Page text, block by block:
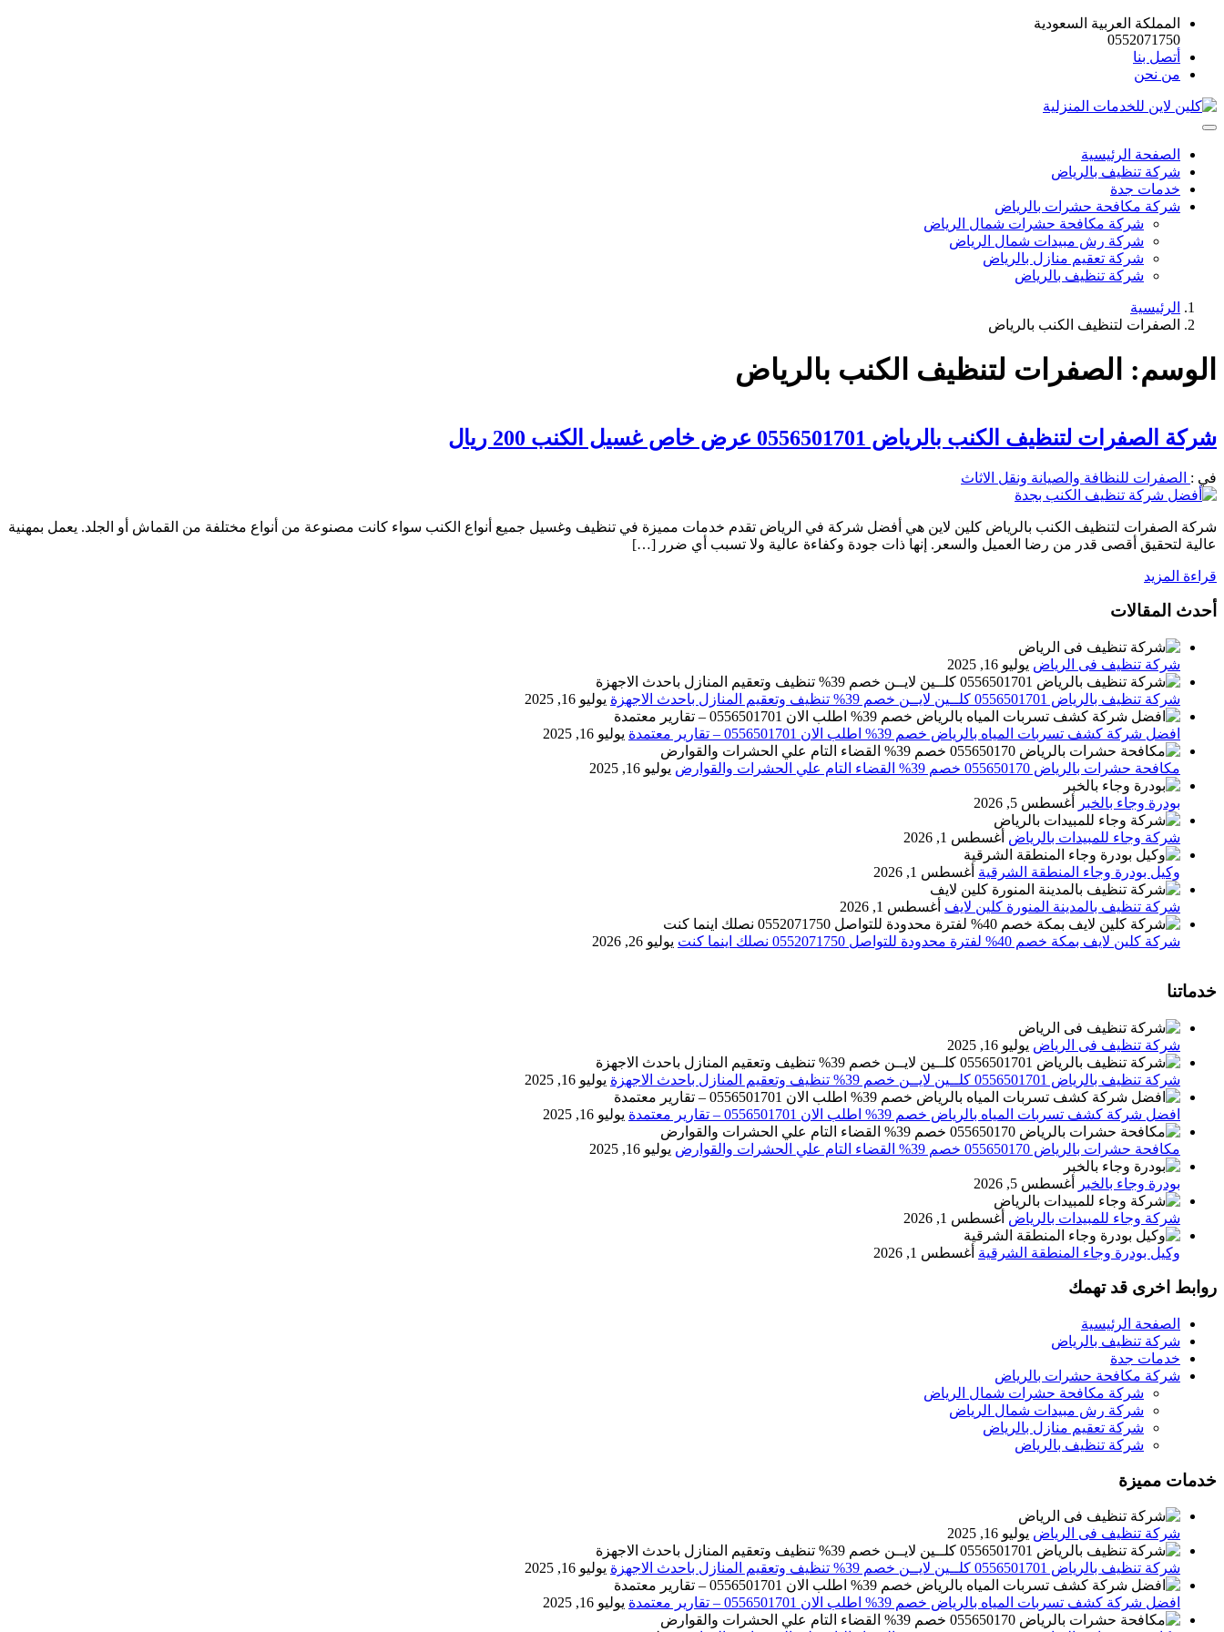
المملكة العربية السعودية
0552071750
أتصل بنا
من نحن
الصفحة الرئيسية
شركة تنظيف بالرياض
خدمات جدة
شركة مكافحة حشرات بالرياض
شركة مكافحة حشرات شمال الرياض
شركة رش مبيدات شمال الرياض
شركة تعقيم منازل بالرياض
شركة تنظيف بالرياض
الرئيسية
الصفرات لتنظيف الكنب بالرياض
الوسم: الصفرات لتنظيف الكنب بالرياض
شركة الصفرات لتنظيف الكنب بالرياض 0556501701 عرض خاص غسيل الكنب 200 ريال
في : الصفرات للنظافة والصيانة ونقل الاثاث
شركة الصفرات لتنظيف الكنب بالرياض كلين لاين هي أفضل شركة في الرياض تقدم خدمات مميزة في تنظيف وغسيل جميع أنواع الكنب سواء كانت مصنوعة من أنواع مختلفة من القماش أو الجلد. يعمل بمهنية
عالية لتحقيق أقصى قدر من رضا العميل والسعر. إنها ذات جودة وكفاءة عالية ولا تسبب أي ضرر […]
قراءة المزيد
أحدث المقالات
شركة تنظيف فى الرياض يوليو 16, 2025
شركة تنظيف بالرياض 0556501701 كلــين لايــن خصم 39% تنظيف وتعقيم المنازل باحدث الاجهزة يوليو 16, 2025
افضل شركة كشف تسربات المياه بالرياض خصم 39% اطلب الان 0556501701‬‏ – تقارير معتمدة يوليو 16, 2025
مكافحة حشرات بالرياض 055650170 خصم 39% القضاء التام علي الحشرات والقوارض يوليو 16, 2025
بودرة وجاء بالخبر أغسطس 5, 2026
شركة وجاء للمبيدات بالرياض أغسطس 1, 2026
وكيل بودرة وجاء المنطقة الشرقية أغسطس 1, 2026
شركة تنظيف بالمدينة المنورة كلين لايف أغسطس 1, 2026
شركة كلين لايف بمكة خصم 40% لفترة محدودة للتواصل 0552071750 نصلك اينما كنت يوليو 26, 2026
خدماتنا
شركة تنظيف فى الرياض يوليو 16, 2025
شركة تنظيف بالرياض 0556501701 كلــين لايــن خصم 39% تنظيف وتعقيم المنازل باحدث الاجهزة يوليو 16, 2025
افضل شركة كشف تسربات المياه بالرياض خصم 39% اطلب الان 0556501701‬‏ – تقارير معتمدة يوليو 16, 2025
مكافحة حشرات بالرياض 055650170 خصم 39% القضاء التام علي الحشرات والقوارض يوليو 16, 2025
بودرة وجاء بالخبر أغسطس 5, 2026
شركة وجاء للمبيدات بالرياض أغسطس 1, 2026
وكيل بودرة وجاء المنطقة الشرقية أغسطس 1, 2026
روابط اخرى قد تهمك
الصفحة الرئيسية
شركة تنظيف بالرياض
خدمات جدة
شركة مكافحة حشرات بالرياض
شركة مكافحة حشرات شمال الرياض
شركة رش مبيدات شمال الرياض
شركة تعقيم منازل بالرياض
شركة تنظيف بالرياض
خدمات مميزة
شركة تنظيف فى الرياض يوليو 16, 2025
شركة تنظيف بالرياض 0556501701 كلــين لايــن خصم 39% تنظيف وتعقيم المنازل باحدث الاجهزة يوليو 16, 2025
افضل شركة كشف تسربات المياه بالرياض خصم 39% اطلب الان 0556501701‬‏ – تقارير معتمدة يوليو 16, 2025